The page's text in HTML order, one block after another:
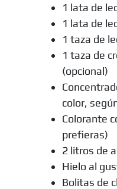
1 lata de
1 lata de
1 taza de
1 taza de
(opcional)
color,
Colorante
prefieras)
2 litros de
Hielo al
Bolitas de